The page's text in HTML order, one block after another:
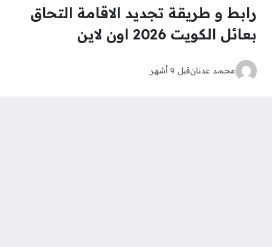
رابط و طريقة تجديد الاقامة التحاق
بعائل الكويت 2026 اون لاين
محمد عدنانقبل 9 أشهر